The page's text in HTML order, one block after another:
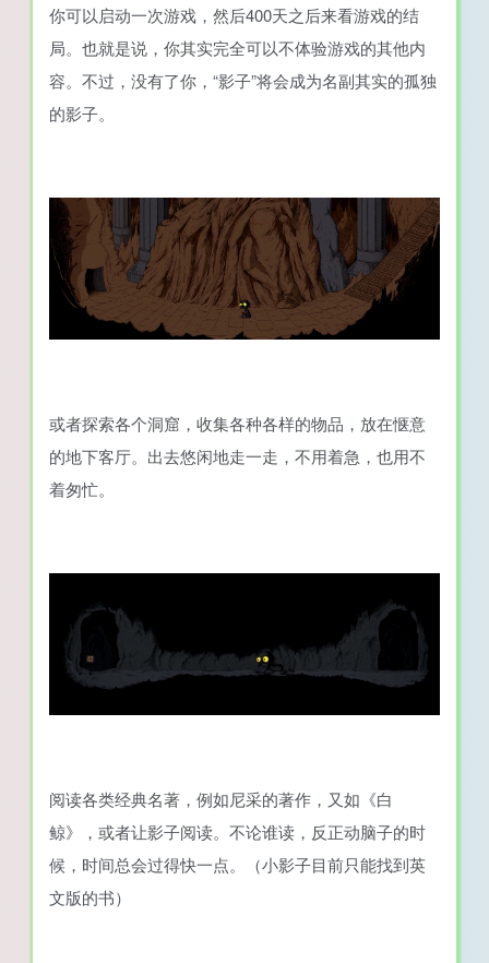
你可以启动一次游戏，然后400天之后来看游戏的结
局。也就是说，你其实完全可以不体验游戏的其他内
容。不过，没有了你，“影子”将会成为名副其实的孤独
的影子。
或者探索各个洞窟，收集各种各样的物品，放在惬意
的地下客厅。出去悠闲地走一走，不用着急，也用不
着匆忙。
阅读各类经典名著，例如尼采的著作，又如《白
鲸》，或者让影子阅读。不论谁读，反正动脑子的时
候，时间总会过得快一点。（小影子目前只能找到英
文版的书）